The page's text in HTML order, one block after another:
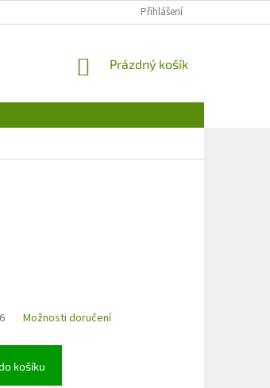
Přihlášení
NÁKUPNÍ
Prázdný košík
Možnosti doručení
košíku